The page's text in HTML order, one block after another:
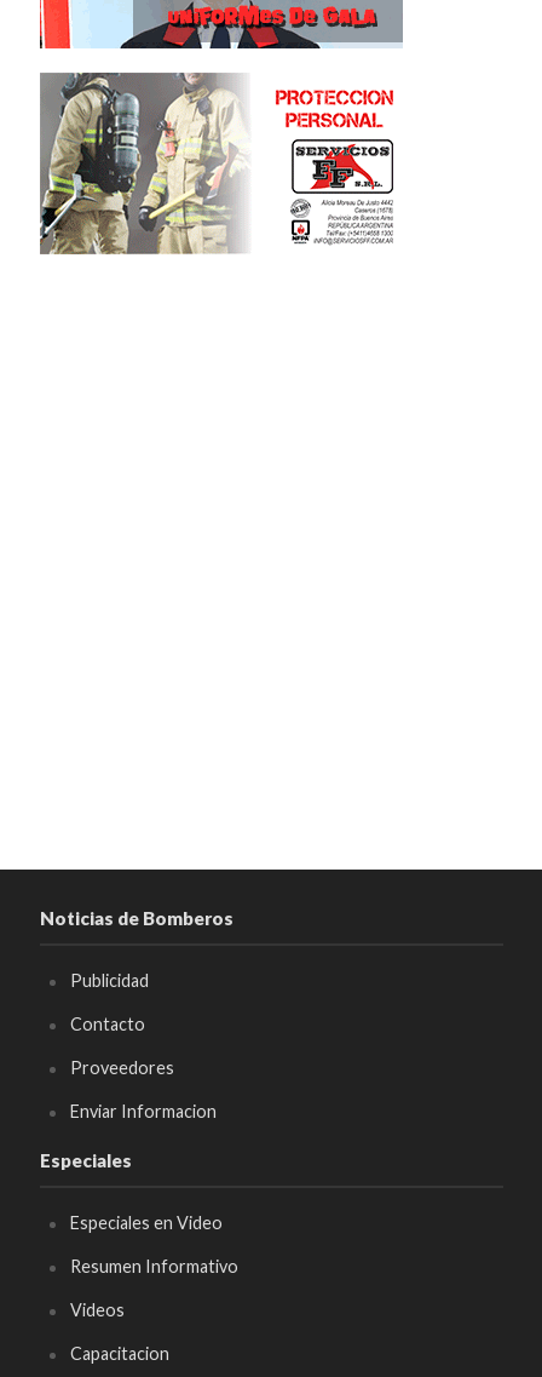
Noticias de Bomberos
Publicidad
Contacto
Proveedores
Enviar Informacion
Especiales
Especiales en Video
Resumen Informativo
Videos
Capacitacion